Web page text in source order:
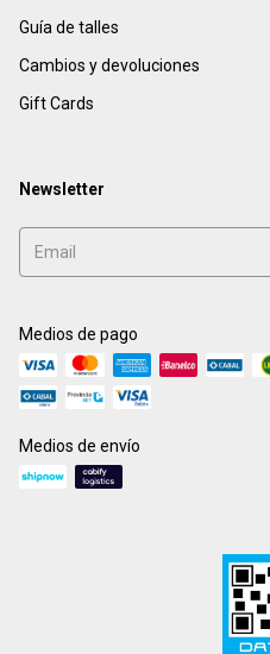
Guía de talles
Cambios y devoluciones
Gift Cards
Newsletter
Medios de pago
Medios de envío